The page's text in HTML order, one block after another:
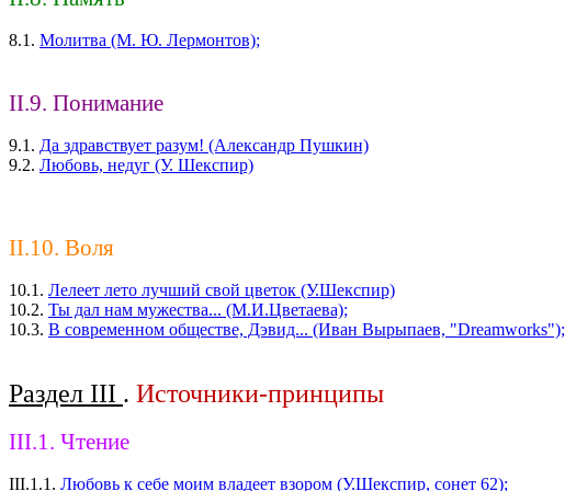
8.1. Молитва (М. Ю. Лермонтов);
II.9. Понимание
9.1. Да здравствует разум! (Александр Пушкин)
9.2. Любовь, недуг (У. Шекспир)
II.10. Воля
10.1. Лелеет лето лучший свой цветок (У.Шекспир)
10.2. Ты дал нам мужества... (М.И.Цветаева);
10.3. В современном обществе, Дэвид... (Иван Вырыпаев, "Dreamworks");
Раздел III . Источники-принципы
III.1. Чтение
III.1.1. Любовь к себе моим владеет взором (У.Шекспир, сонет 62);